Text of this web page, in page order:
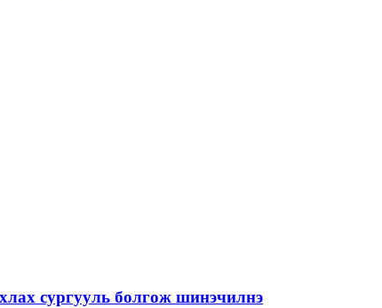
сургууль болгож шинэчилнэ